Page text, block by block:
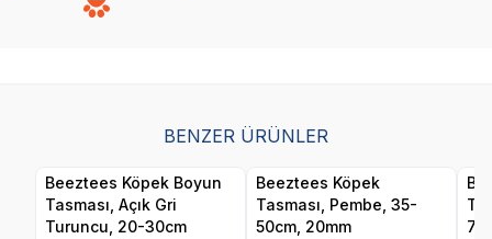
BENZER ÜRÜNLER
Beeztees Köpek Boyun
Tasması, Açık Gri
Turuncu, 20-30cm
Beeztees Köpek
Tasması, Pembe, 35-
50cm, 20mm